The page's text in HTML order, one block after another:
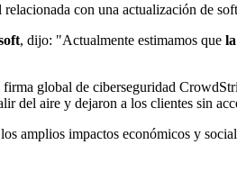
con una actualización de
, dijo: "Actualmente estimamos que
global de ciberseguridad
del aire y dejaron a los clientes sin
amplios impactos económicos y